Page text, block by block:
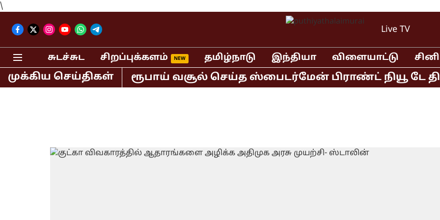
\
Live TV
சுடச்சுட சிறப்புக்களம் தமிழ்நாடு இந்தியா விளையாட்டு
முக்கிய செய்திகள்
மட்டும் 400 கோடி ரூபாய் வசூல் செய்த ஸ்பைடர்மேன் பிராண்ட் நியூ டே